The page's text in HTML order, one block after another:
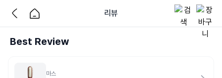
리뷰
Best Review
마스